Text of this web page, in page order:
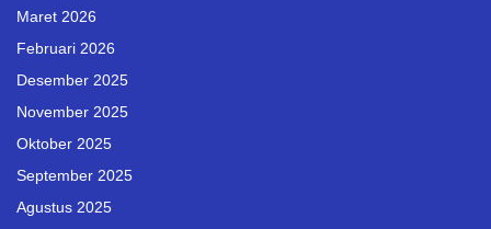
Maret 2026
Februari 2026
Desember 2025
November 2025
Oktober 2025
September 2025
Agustus 2025